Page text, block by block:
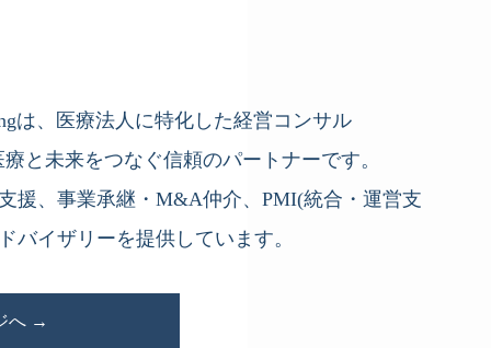
は、医療法人に特化した経営コンサル
と未来をつなぐ信頼のパートナーです。
援、事業承継・M&A仲介、PMI(統合・運営支
バイザリーを提供しています。
へ →